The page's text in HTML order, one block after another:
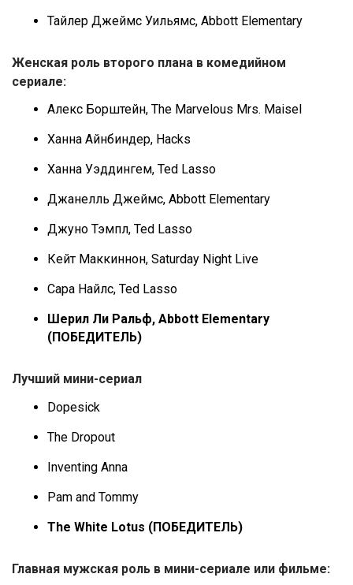
Тайлер Джеймс Уильямс, Abbott Elementary
Женская роль второго плана в комедийном
сериале:
Алекс Борштейн, The Marvelous Mrs. Maisel
Ханна Айнбиндер, Hacks
Ханна Уэддингем, Ted Lasso
Джанелль Джеймс, Abbott Elementary
Джуно Тэмпл, Ted Lasso
Кейт Маккиннон, Saturday Night Live
Сара Найлс, Ted Lasso
Шерил Ли Ральф, Abbott Elementary
(ПОБЕДИТЕЛЬ)
Лучший мини-сериал
Dopesick
The Dropout
Inventing Anna
Pam and Tommy
The White Lotus (ПОБЕДИТЕЛЬ)
Главная мужская роль в мини-сериале или фильме: